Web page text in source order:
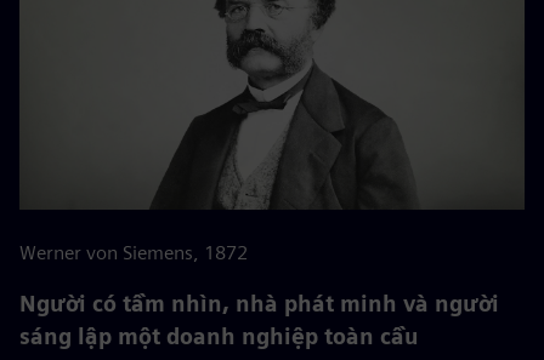
Werner von Siemens, 1872
Người có tầm nhìn, nhà phát minh và người
sáng lập một doanh nghiệp toàn cầu